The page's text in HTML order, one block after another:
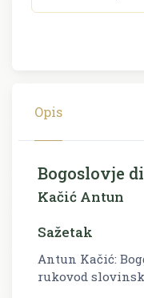
Opis
Bogoslovje
Kačić Antun
Sažetak
Antun Kačić:
rukovod